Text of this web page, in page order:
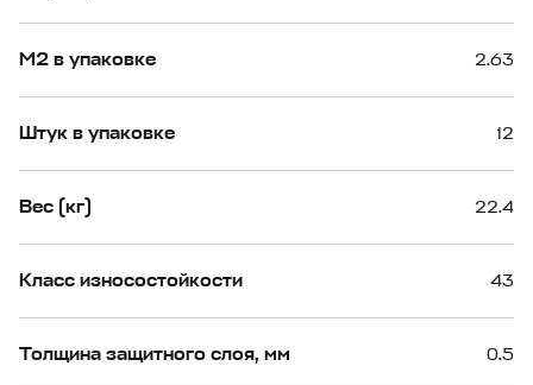
М2 в упаковке 2.63
Штук в упаковке 12
Вес (кг) 22.4
Класс износостойкости 43
Толщина защитного слоя, мм 0.5